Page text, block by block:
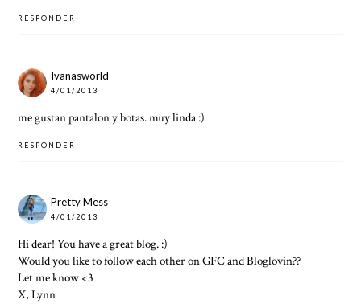
RESPONDER
Ivanasworld
4/01/2013
me gustan pantalon y botas. muy linda :)
RESPONDER
Pretty Mess
4/01/2013
Hi dear! You have a great blog. :)
Would you like to follow each other on GFC and Bloglovin??
Let me know <3
X,Lynn